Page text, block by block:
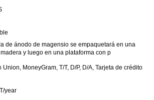
de ánodo de magensio se empaquetará en una
y luego en una plataforma con p
Union, MoneyGram, T/T, D/P, D/A, Tarjeta de crédito
year